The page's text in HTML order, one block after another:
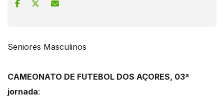
Seniores Masculinos
CAMEONATO DE FUTEBOL DOS AÇORES, 03ª
jornada: